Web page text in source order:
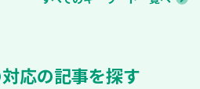
応の記事を探す